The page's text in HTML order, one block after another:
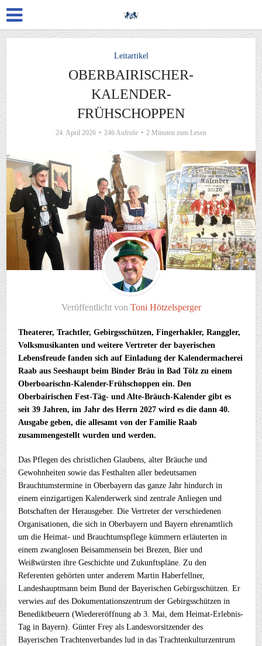
Leitartikel
OBERBAIRISCHER-
KALENDER-
FRÜHSCHOPPEN
24. April 2026 246 Aufrufe 2 Minuten zum Lesen
Veröffentlicht von Toni Hötzelsperger
Theaterer, Trachtler, Gebirgsschützen, Fingerhakler, Ranggler,
Volksmusikanten und weitere Vertreter der bayerischen
Lebensfreude fanden sich auf Einladung der Kalendermacherei
Raab aus Seeshaupt beim Binder Bräu in Bad Tölz zu einem
Oberboarischn-Kalender-Frühschoppen ein. Den
Oberbairischen Fest-Täg- und Alte-Bräuch-Kalender gibt es
seit 39 Jahren, im Jahr des Herrn 2027 wird es die dann 40.
Ausgabe geben, die allesamt von der Familie Raab
zusammengestellt wurden und werden.
Das Pflegen des christlichen Glaubens, alter Bräuche und
Gewohnheiten sowie das Festhalten aller bedeutsamen
Brauchtumstermine in Oberbayern das ganze Jahr hindurch in
einem einzigartigen Kalenderwerk sind zentrale Anliegen und
Botschaften der Herausgeber. Die Vertreter der verschiedenen
Organisationen, die sich in Oberbayern und Bayern ehrenamtlich
um die Heimat- und Brauchtumspflege kümmern erläuterten in
einem zwanglosen Beisammensein bei Brezen, Bier und
Weißwürsten ihre Geschichte und Zukunftspläne. Zu den
Referenten gehörten unter anderem Martin Haberfellner,
Landeshauptmann beim Bund der Bayerischen Gebirgsschützen. Er
verwies auf des Dokumentationszentrum der Gebirgsschützen in
Benediktbeuern (Wiedereröffnung ab 3. Mai, dem Heimat-Erlebnis-
Tag in Bayern). Günter Frey als Landesvorsitzender des
Bayerischen Trachtenverbandes lud in das Trachtenkulturzentrum